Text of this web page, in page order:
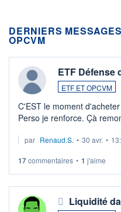
DERNIERS
OPCVM
ETF Défense
ETF ET OPCVM
C'EST le moment
Perso je renforce. Çà
Investissement long terme
par Renaud.S. • 30 avr. •
17commentaires • 1 j'aime
Liquidité